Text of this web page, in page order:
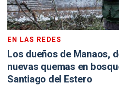
EN LAS REDES
Los dueños de Manaos,
nuevas quemas en
Santiago del Estero